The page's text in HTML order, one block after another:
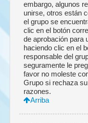
embargo, algunos
unirse, otros están
el grupo se
clic en el botón
de aprobación para
haciendo clic en el
responsable del
seguramente le
favor no moleste
Grupo si rechaza
razones.
Arriba